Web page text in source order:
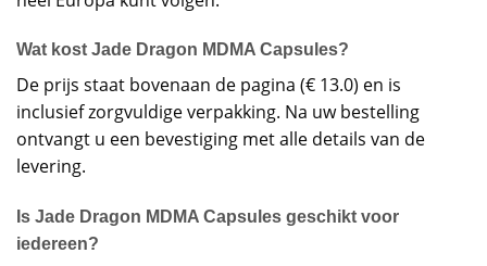
Wat kost Jade Dragon MDMA Capsules?
De prijs staat bovenaan de pagina (€ 13.0) en is
inclusief zorgvuldige verpakking. Na uw bestelling
ontvangt u een bevestiging met alle details van de
levering.
Is Jade Dragon MDMA Capsules geschikt voor
iedereen?